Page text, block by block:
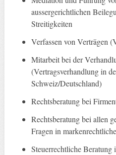
aussergerichtlichen
Streitigkeiten
Verfassen von Verträgen
Mitarbeit bei der
(Vertragsverhandlung in
Schweiz/Deutschland)
Rechtsberatung bei
Rechtsberatung bei allen
Fragen in
Steuerrechtliche